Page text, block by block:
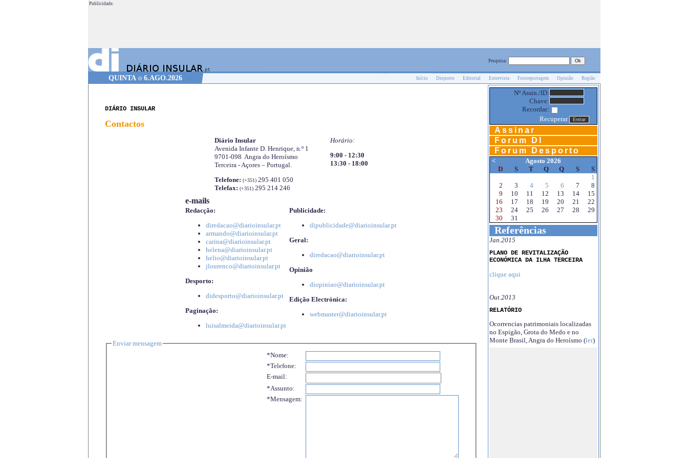
Publicidade.
Pesquisa:
QUINTA o 6.AGO.2026 Início Desporto Editorial Entrevista Fotoreportagem Opinião Região
DIÁRIO INSULAR
Contactos
Diário Insular
Avenida Infante D. Henrique, n.º 1
9701-098 Angra do Heroísmo
Terceira - Açores – Portugal.
Telefone: (+351)295 401 050
Telefax: (+351)295 214 246
Horário:
9:00 - 12:30
13:30 - 18:00
e-mails
Redacção:
diredacao@diarioinsular.pt
armando@diarioinsular.pt
carina@diarioinsular.pt
helena@diarioinsular.pt
helio@diarioinsular.pt
jlourenco@diarioinsular.pt
Desporto:
didesporto@diarioinsular.pt
Paginação:
luisalmeida@diarioinsular.pt
Publicidade:
dipublicidade@diarioinsular.pt
Geral:
diredacao@diarioinsular.pt
Opinião
diopiniao@diarioinsular.pt
Edição Electrónica:
webmaster@diarioinsular.pt
Enviar mensagem
*Nome:
*Telefone:
E-mail:
*Assunto:
*Mensagem:
Nº Assin./ID:
Chave:
Recordar:
Recuperar
Assinar
Forum DI
Forum Desporto
<
Agosto 2026
D
S T Q Q S
S
1
2
3 4 5 6 7
8
9
10 11 12 13 14
15
16
17 18 19 20 21
22
23
24 25 26 27 28
29
30
31
Referências
Jan.2015
PLANO DE REVITALIZAÇÃO
ECONÓMICA DA ILHA TERCEIRA
clique aqui
Out.2013
RELATÓRIO
Ocorrencias patrimoniais localizadas
no Espigão, Grota do Medo e no
Monte Brasil, Angra do Heroísmo (ler)